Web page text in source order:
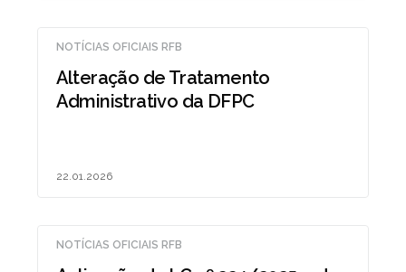
NOTÍCIAS OFICIAIS RFB
Alteração de Tratamento
Administrativo da DFPC
22.01.2026
NOTÍCIAS OFICIAIS RFB